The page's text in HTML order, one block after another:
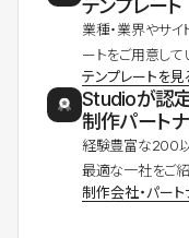
テンプレート
業種・業界やサ
ートをご用意して
テンプレートを見
Studioが認
制作パート
経験豊富な200以
最適な一社をご紹
制作会社・パー